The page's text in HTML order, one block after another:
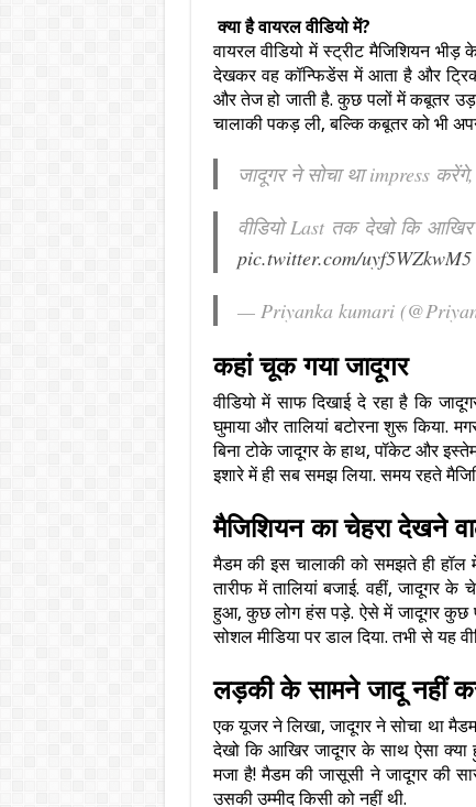
क्या है वायरल वीडियो में?
वायरल वीडियो में स्ट्रीट मैजिशियन
देखकर वह कॉन्फिडेंस में आता है और
और तेज हो जाती है. कुछ पलों में कबूतर
चालाकी पकड़ ली, बल्कि कबूतर को भी
जादूगर ने सोचा था impress
वीडियो Last तक देखो कि
pic.twitter.com/uyf5WZkwM5
— Priyanka kumari
कहां चूक गया जादूगर
वीडियो में साफ दिखाई दे रहा है कि
घुमाया और तालियां बटोरना शुरू किया.
बिना टोके जादूगर के हाथ, पॉकेट और
इशारे में ही सब समझ लिया. समय रहते
मैजिशियन का चेहरा देखने
मैडम की इस चालाकी को समझते ही
तारीफ में तालियां बजाई. वहीं, जादूगर
हुआ, कुछ लोग हंस पड़े. ऐसे में जादूगर कुछ
सोशल मीडिया पर डाल दिया. तभी से यह
लड़की के सामने जादू नहीं
एक यूजर ने लिखा, जादूगर ने सोचा था
देखो कि आखिर जादूगर के साथ ऐसा
मजा है! मैडम की जासूसी ने जादूगर की
उसकी उम्मीद किसी को नहीं थी.